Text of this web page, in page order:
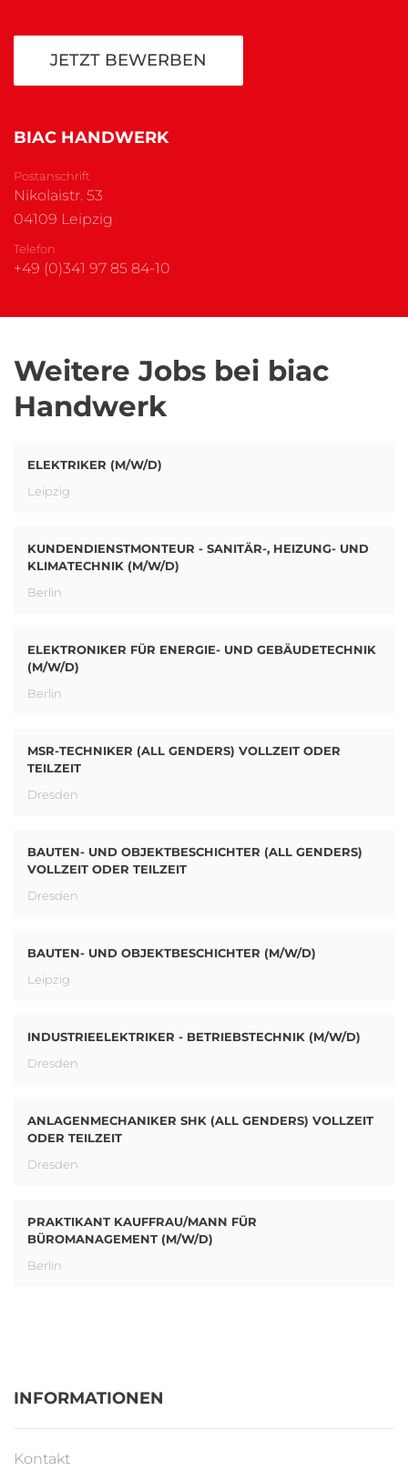
JETZT BEWERBEN
BIAC HANDWERK
Postanschrift
Nikolaistr. 53
04109 Leipzig
Telefon
+49 (0)341 97 85 84-10
Weitere Jobs bei biac
Handwerk
ELEKTRIKER (M/W/D)
Leipzig
KUNDENDIENSTMONTEUR - SANITÄR-, HEIZUNG- UND
KLIMATECHNIK (M/W/D)
Berlin
ELEKTRONIKER FÜR ENERGIE- UND GEBÄUDETECHNIK
(M/W/D)
Berlin
MSR-TECHNIKER (ALL GENDERS) VOLLZEIT ODER
TEILZEIT
Dresden
BAUTEN- UND OBJEKTBESCHICHTER (ALL GENDERS)
VOLLZEIT ODER TEILZEIT
Dresden
BAUTEN- UND OBJEKTBESCHICHTER (M/W/D)
Leipzig
INDUSTRIEELEKTRIKER - BETRIEBSTECHNIK (M/W/D)
Dresden
ANLAGENMECHANIKER SHK (ALL GENDERS) VOLLZEIT
ODER TEILZEIT
Dresden
PRAKTIKANT KAUFFRAU/MANN FÜR
BÜROMANAGEMENT (M/W/D)
Berlin
INFORMATIONEN
Kontakt